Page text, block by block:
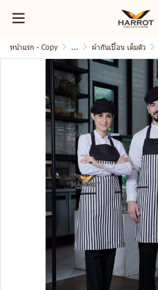
หน้าแรก - Copy ... ผ้ากันเปื้อน เต็มตัว